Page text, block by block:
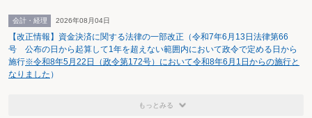
会計・経理 2026年08月04日
【改正情報】資金決済に関する法律の一部改正（令和7年6月13日法律第66
号 公布の日から起算して1年を超えない範囲内において政令で定める日から
施行※令和8年5月22日（政令第172号）において令和8年6月1日からの施行と
なりました ）
もっとみる